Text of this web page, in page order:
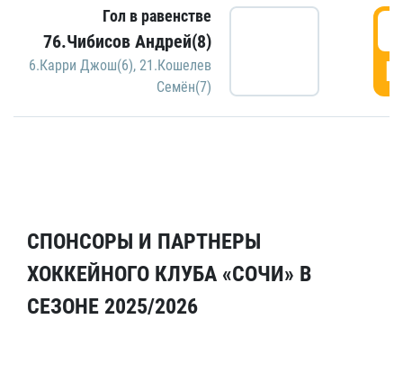
Гол в равенстве
76.Чибисов Андрей(8)
6.Карри Джош(6), 21.Кошелев
Семён(7)
СПОНСОРЫ И ПАРТНЕРЫ
ХОККЕЙНОГО КЛУБА «СОЧИ» В
СЕЗОНЕ 2025/2026